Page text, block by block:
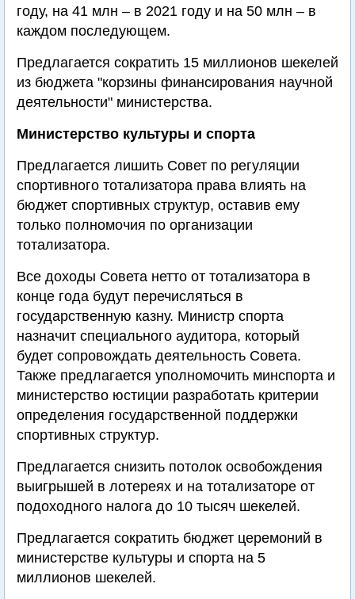
году, на 41 млн – в 2021 году и на 50 млн – в
каждом последующем.
Предлагается сократить 15 миллионов шекелей
из бюджета "корзины финансирования научной
деятельности" министерства.
Министерство культуры и спорта
Предлагается лишить Совет по регуляции
спортивного тотализатора права влиять на
бюджет спортивных структур, оставив ему
только полномочия по организации
тотализатора.
Все доходы Совета нетто от тотализатора в
конце года будут перечисляться в
государственную казну. Министр спорта
назначит специального аудитора, который
будет сопровождать деятельность Совета.
Также предлагается уполномочить минспорта и
министерство юстиции разработать критерии
определения государственной поддержки
спортивных структур.
Предлагается снизить потолок освобождения
выигрышей в лотереях и на тотализаторе от
подоходного налога до 10 тысяч шекелей.
Предлагается сократить бюджет церемоний в
министерстве культуры и спорта на 5
миллионов шекелей.